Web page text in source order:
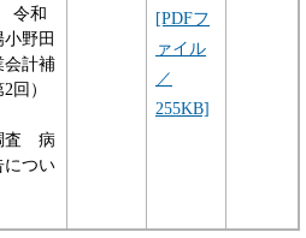
令和
野田
会計補
回）
査 病
につい
[PDFフ
ァイル
／
255KB]